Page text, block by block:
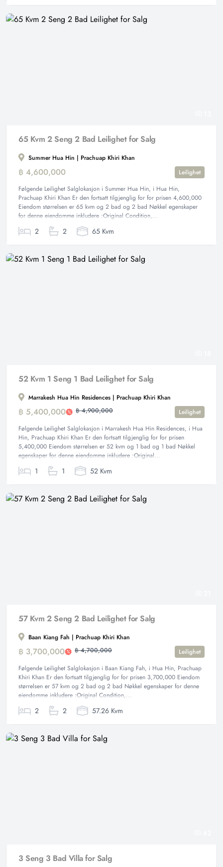
65 Kvm 2 Seng 2 Bad Leilighet for Salg
Summer Hua Hin | Prachuap Khiri Khan
฿ 4,600,000
Leilighet
Følgende Leilighet Salglokasjon i Summer Hua Hin, i Hua Hin,
Prachuap Khiri Khan Er den fortsatt tilgjenglig for for prisen 4,600,000
Eiendom størrelsen er 65 kvm og 2 bad og 2 bad Nøkkel egenskaper
for denne eiendomme inkludere :Original Condition,...
2 2 65 Kvm
52 Kvm 1 Seng 1 Bad Leilighet for Salg
Marrakesh Hua Hin Residences | Prachuap Khiri Khan
฿ 5,400,000 ฿ 4,900,000
Leilighet
Følgende Leilighet Salglokasjon i Marrakesh Hua Hin Residences, i Hua
Hin, Prachuap Khiri Khan Er den fortsatt tilgjenglig for for prisen
5,400,000 Eiendom størrelsen er 52 kvm og 1 bad og 1 bad Nøkkel
egenskaper for denne eiendomme inkludere :Original...
1 1 52 Kvm
57 Kvm 2 Seng 2 Bad Leilighet for Salg
Baan Kiang Fah | Prachuap Khiri Khan
฿ 3,700,000 ฿ 4,700,000
Leilighet
Følgende Leilighet Salglokasjon i Baan Kiang Fah, i Hua Hin, Prachuap
Khiri Khan Er den fortsatt tilgjenglig for for prisen 3,700,000 Eiendom
størrelsen er 57 kvm og 2 bad og 2 bad Nøkkel egenskaper for denne
eiendomme inkludere :Original Condition,...
2 2 57.26 Kvm
3 Seng 3 Bad Villa for Salg